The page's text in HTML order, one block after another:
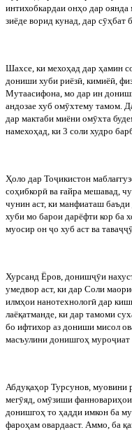
интихобкардаи онҳо дар оянда
зиёде ворид кунад, дар сӯҳбат
Шахсе, ки мехоҳад дар ҳамин
дониши хуби риёзӣ , кимиёӣ ,
Мутаасифона, мо дар ин
андозае хуб омӯхтему тамом.
дар мактаби миёни омӯхта
намехоҳад, ки 3 соли худро
Ҳоло дар Тоҷикистон
соҳибкорӣ ва ғайра мешавад,
чунин аст, ки манфиаташ
хуби мо барои дарёфти кор ба
муосир он ҷо хуб аст ва тава
Хурсанд Ёров, донишҷӯи
умедвор аст, ки дар Соли
илмҳои нанотехнологӣ дар
лаёқатманде, ки дар тамоми
бо ифтихор аз дониши мисол
масъулини донишгоҳ муроҷиат
Абдуқаҳор Турсунов, муовини
мегӯяд, омӯзиши
донишгоҳ то ҳадди имкон ба
фароҳам овардааст. Аммо, ба